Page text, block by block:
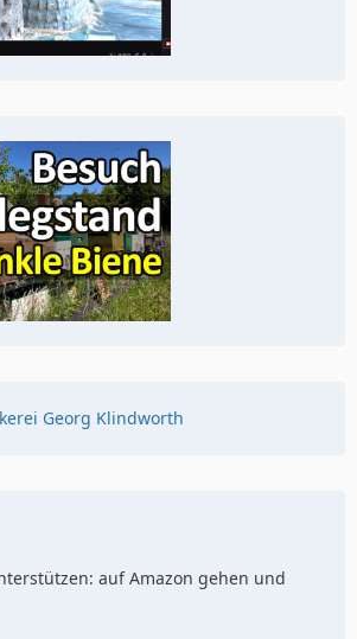
Georg Klindworth
auf Amazon gehen und